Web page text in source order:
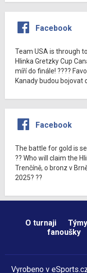
Facebook
Team USA is through
Hlinka Gretzky Cup
míří do finále! ????
Kanady budou bojovat
Facebook
The battle for gold is
?? Who will claim the
Trenčíně, o bronz v
2025? ??
O turnaji Týmy
fanoušky
Vyrobeno v